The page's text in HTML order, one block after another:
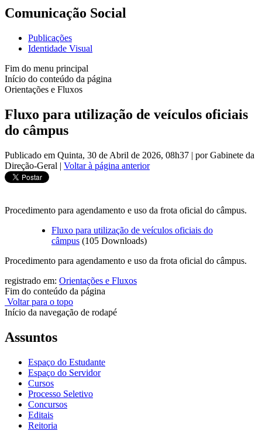
Comunicação Social
Publicações
Identidade Visual
Fim do menu principal
Início do conteúdo da página
Orientações e Fluxos
Fluxo para utilização de veículos oficiais
do câmpus
Publicado em Quinta, 30 de Abril de 2026, 08h37 | por Gabinete da
Direção-Geral | Voltar à página anterior
Procedimento para agendamento e uso da frota oficial do câmpus.
Fluxo para utilização de veículos oficiais do
câmpus (105 Downloads)
Procedimento para agendamento e uso da frota oficial do câmpus.
registrado em: Orientações e Fluxos
Fim do conteúdo da página
Voltar para o topo
Início da navegação de rodapé
Assuntos
Espaço do Estudante
Espaço do Servidor
Cursos
Processo Seletivo
Concursos
Editais
Reitoria